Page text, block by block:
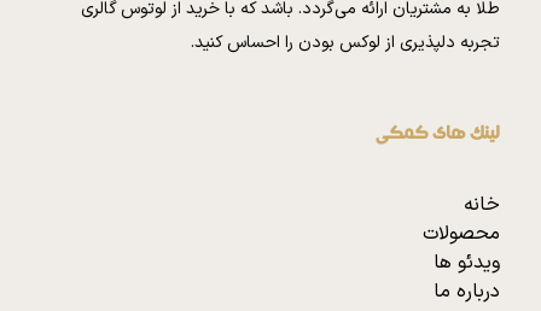
طلا به مشتریان ارائه می‌گردد. باشد که با خرید از لوتوس گالری
تجربه دلپذیری از لوکس بودن را احساس کنید.
لینک های کمکی
خانه
محصولات
ویدئو ها
درباره ما